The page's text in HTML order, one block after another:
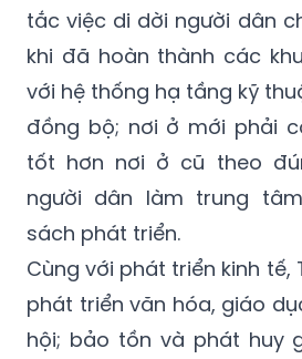
tắc việc di dời người dân
khi đã hoàn thành các
với hệ thống hạ tầng kỹ
đồng bộ; nơi ở mới phải
tốt hơn nơi ở cũ theo
người dân làm trung
sách phát triển.
Cùng với phát triển kinh tế,
phát triển văn hóa, giáo
hội; bảo tồn và phát huy